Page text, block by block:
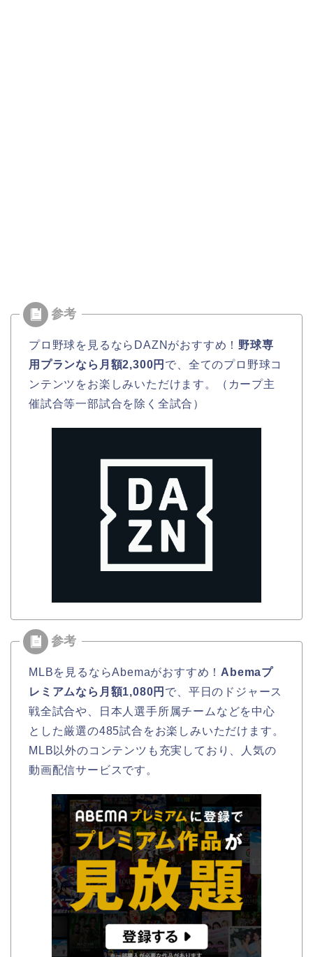
プロ野球を見るならDAZNがおすすめ！ 野球専
用プランなら月額2,300円 で、全てのプロ野球コ
ンテンツをお楽しみいただけます。（カープ主
催試合等一部試合を除く全試合）
MLBを見るならAbemaがおすすめ！ Abemaプ
レミアムなら月額1,080円 で、平日のドジャース
戦全試合や、日本人選手所属チームなどを中心
とした厳選の485試合をお楽しみいただけます。
MLB以外のコンテンツも充実しており、人気の
動画配信サービスです。